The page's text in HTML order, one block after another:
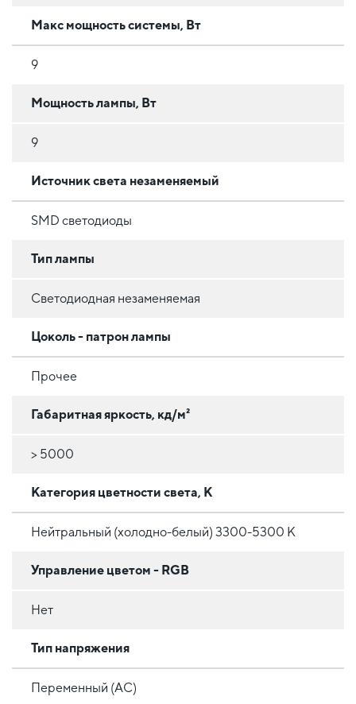
Макс мощность системы, Вт
9
Мощность лампы, Вт
9
Источник света незаменяемый
SMD светодиоды
Тип лампы
Светодиодная незаменяемая
Цоколь - патрон лампы
Прочее
Габаритная яркость, кд/м²
> 5000
Категория цветности света, К
Нейтральный (холодно-белый) 3300-5300 К
Управление цветом - RGB
Нет
Тип напряжения
Переменный (AC)